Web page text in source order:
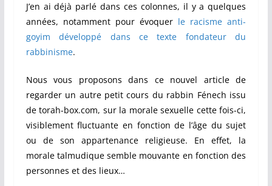
J’en ai déjà parlé dans ces colonnes, il y a quelques
années, notamment pour évoquer le racisme anti-
goyim développé dans ce texte fondateur du
rabbinisme.
Nous vous proposons dans ce nouvel article de
regarder un autre petit cours du rabbin Fénech issu
de torah-box.com, sur la morale sexuelle cette fois-ci,
visiblement fluctuante en fonction de l’âge du sujet
ou de son appartenance religieuse. En effet, la
morale talmudique semble mouvante en fonction des
personnes et des lieux…